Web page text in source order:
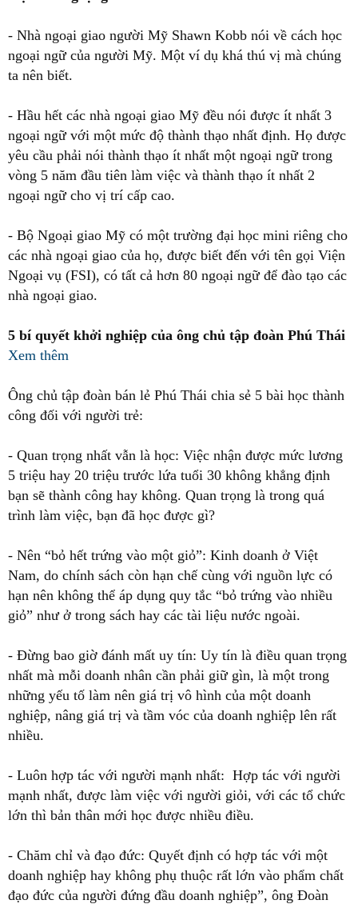
- Nhà ngoại giao người Mỹ Shawn Kobb nói về cách học
ngoại ngữ của người Mỹ. Một ví dụ khá thú vị mà chúng
ta nên biết.
- Hầu hết các nhà ngoại giao Mỹ đều nói được ít nhất 3
ngoại ngữ với một mức độ thành thạo nhất định. Họ được
yêu cầu phải nói thành thạo ít nhất một ngoại ngữ trong
vòng 5 năm đầu tiên làm việc và thành thạo ít nhất 2
ngoại ngữ cho vị trí cấp cao.
- Bộ Ngoại giao Mỹ có một trường đại học mini riêng cho
các nhà ngoại giao của họ, được biết đến với tên gọi Viện
Ngoại vụ (FSI), có tất cả hơn 80 ngoại ngữ để đào tạo các
nhà ngoại giao.
5 bí quyết khởi nghiệp của ông chủ tập đoàn Phú Thái
Xem thêm
Ông chủ tập đoàn bán lẻ Phú Thái chia sẻ 5 bài học thành
công đối với người trẻ:
- Quan trọng nhất vẫn là học: Việc nhận được mức lương
5 triệu hay 20 triệu trước lứa tuổi 30 không khẳng định
bạn sẽ thành công hay không. Quan trọng là trong quá
trình làm việc, bạn đã học được gì?
- Nên “bỏ hết trứng vào một giỏ”: Kinh doanh ở Việt
Nam, do chính sách còn hạn chế cùng với nguồn lực có
hạn nên không thể áp dụng quy tắc “bỏ trứng vào nhiều
giỏ” như ở trong sách hay các tài liệu nước ngoài.
- Đừng bao giờ đánh mất uy tín: Uy tín là điều quan trọng
nhất mà mỗi doanh nhân cần phải giữ gìn, là một trong
những yếu tố làm nên giá trị vô hình của một doanh
nghiệp, nâng giá trị và tầm vóc của doanh nghiệp lên rất
nhiều.
- Luôn hợp tác với người mạnh nhất: Hợp tác với người
mạnh nhất, được làm việc với người giỏi, với các tổ chức
lớn thì bản thân mới học được nhiều điều.
- Chăm chỉ và đạo đức: Quyết định có hợp tác với một
doanh nghiệp hay không phụ thuộc rất lớn vào phẩm chất
đạo đức của người đứng đầu doanh nghiệp”, ông Đoàn